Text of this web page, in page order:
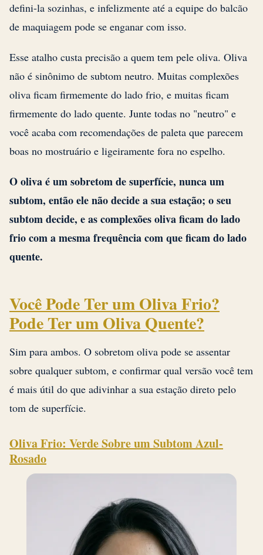
defini-la sozinhas, e infelizmente até a equipe do balcão
de maquiagem pode se enganar com isso.
Esse atalho custa precisão a quem tem pele oliva. Oliva
não é sinônimo de subtom neutro. Muitas complexões
oliva ficam firmemente do lado frio, e muitas ficam
firmemente do lado quente. Junte todas no "neutro" e
você acaba com recomendações de paleta que parecem
boas no mostruário e ligeiramente fora no espelho.
O oliva é um sobretom de superfície, nunca um
subtom, então ele não decide a sua estação; o seu
subtom decide, e as complexões oliva ficam do lado
frio com a mesma frequência com que ficam do lado
quente.
Você Pode Ter um Oliva Frio?
Pode Ter um Oliva Quente?
Sim para ambos. O sobretom oliva pode se assentar
sobre qualquer subtom, e confirmar qual versão você tem
é mais útil do que adivinhar a sua estação direto pelo
tom de superfície.
Oliva Frio: Verde Sobre um Subtom Azul-
Rosado